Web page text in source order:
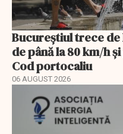
Bucureștiul trece de
de până la 80 km/h
Cod portocaliu
06 AUGUST 2026